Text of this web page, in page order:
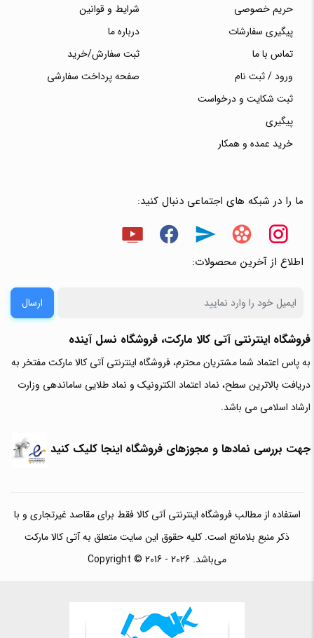
حریم خصوصی
پیگیری سفارشات
تماس با ما
ورود / ثبت نام
ثبت شکایت و درخواست
پیگیری
خرید عمده و همکار
شرایط و قوانین
درباره ما
ثبت سفارش/خرید
صفحه پرداخت سفارشی
ما را در شبکه های اجتماعی دنبال کنید:
اطلاع از آخرین محصولات:
ارسال
فروشگاه اینترنتی آتی‌ کالا مارکت، فروشگاه نسل آینده
به پاس اعتماد شما مشتریان محترم، فروشگاه اینترنتی آتی کالا مارکت مفتخر به
دریافت بالاترین سطح، نماد اعتماد الکترونیک و نماد طلایی ساماندهی وزارت
ارشاد اسلامی می باشد.
جهت بررسی نمادها و مجوزهای فروشگاه اینجا کلیک کنید
استفاده از مطالب فروشگاه اینترنتی آتی کالا فقط برای مقاصد غیرتجاری و با
ذکر منبع بلامانع است. کلیه حقوق این سایت متعلق به آتی کالا مارکت
می‌باشد. Copyright © 2016 - 2026